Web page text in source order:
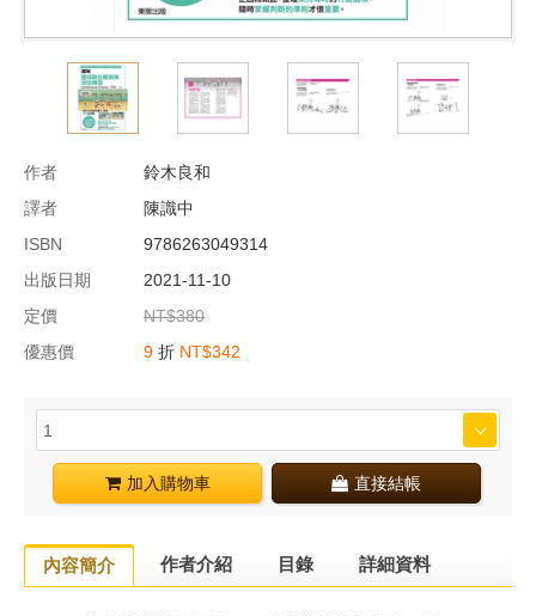
作者
鈴木良和
譯者
陳識中
ISBN
9786263049314
出版日期
2021-11-10
定價
NT$380
優惠價
9 折 NT$342
加入購物車 直接結帳
內容簡介 作者介紹 目錄 詳細資料